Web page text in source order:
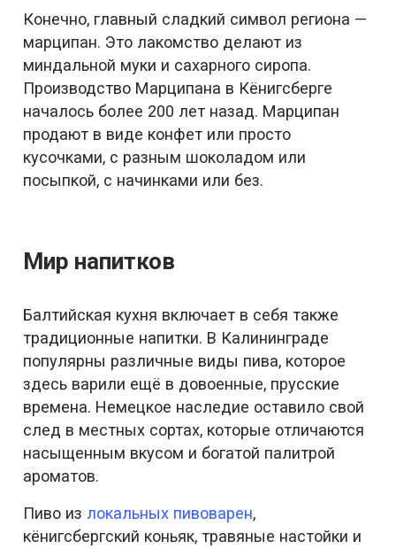
Конечно, главный сладкий символ региона —
марципан. Это лакомство делают из
миндальной муки и сахарного сиропа.
Производство Марципана в Кёнигсберге
началось более 200 лет назад. Марципан
продают в виде конфет или просто
кусочками, с разным шоколадом или
посыпкой, с начинками или без.
Мир напитков
Балтийская кухня включает в себя также
традиционные напитки. В Калининграде
популярны различные виды пива, которое
здесь варили ещё в довоенные, прусские
времена. Немецкое наследие оставило свой
след в местных сортах, которые отличаются
насыщенным вкусом и богатой палитрой
ароматов.
Пиво из локальных пивоварен,
кёнигсбергский коньяк, травяные настойки и